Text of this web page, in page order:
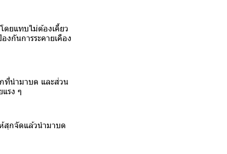
ดยแทบไม่ต้องเคี้ยว
งกันการระคายเคือง
ที่นำมาบด และส่วน
รง ๆ
สุกจัดแล้วนำมาบด